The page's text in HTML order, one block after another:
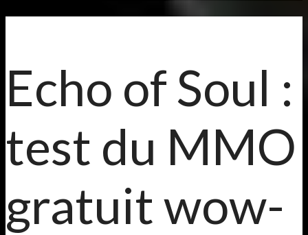
Echo of Soul :
test du MMO
gratuit wow-